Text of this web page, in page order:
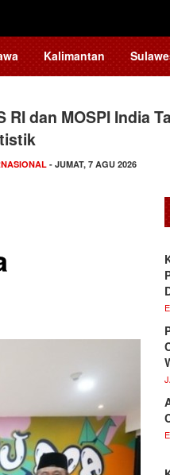
Kalimantan
RI dan MOSPI India
- JUMAT, 7 AGU 2026